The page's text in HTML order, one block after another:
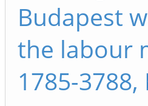
Budapest
the labour
1785-3788,